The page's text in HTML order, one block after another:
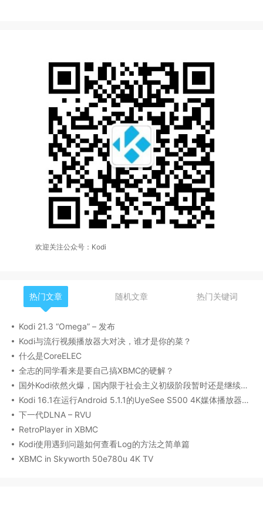
欢迎关注公众号：Kodi
热门文章 随机文章 热门关键词
Kodi 21.3 “Omega” – 发布
Kodi与流行视频播放器大对决，谁才是你的菜？
什么是CoreELEC
全志的同学看来是要自己搞XBMC的硬解？
国外Kodi依然火爆，国内限于社会主义初级阶段暂时还是继续沉寂
Kodi 16.1在运行Android 5.1.1的UyeSee S500 4K媒体播放器上的表现
下一代DLNA – RVU
RetroPlayer in XBMC
Kodi使用遇到问题如何查看Log的方法之简单篇
XBMC in Skyworth 50e780u 4K TV